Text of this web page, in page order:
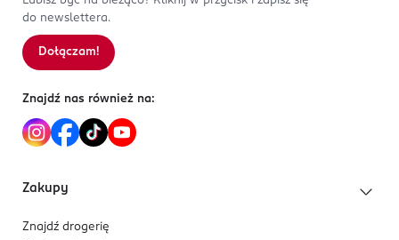
do newslettera.
Dołączam!
Znajdź nas również na:
Zakupy
Znajdź drogerię